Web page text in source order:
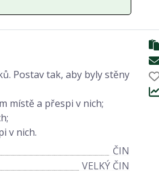
Postav tak, aby byly stěny
místě a přespi v nich;
v nich.
ČIN
VELKÝ ČIN